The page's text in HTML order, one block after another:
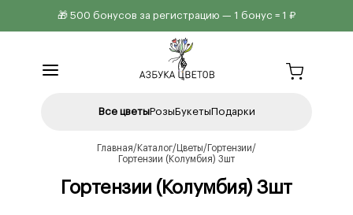
🎁 500 бонусов за регистрацию — 1 бонус = 1 ₽
Все цветыРозыБукетыПодарки
Главная Каталог Цветы
Гортензии
Гортензии (Колумбия) 3шт
Гортензии (Колумбия) 3шт